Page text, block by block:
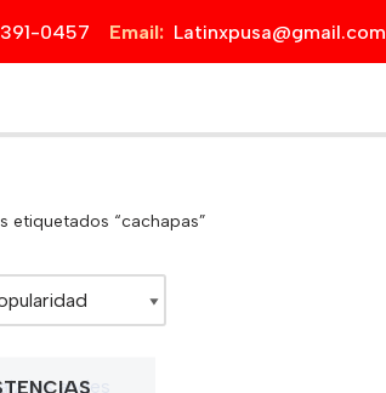
0457 Email: Latinxpusa@gmail.com
etiquetados “cachapas”